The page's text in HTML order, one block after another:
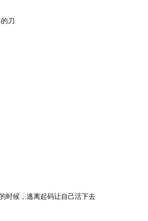
刀
时候，逃离起码让自己活下去